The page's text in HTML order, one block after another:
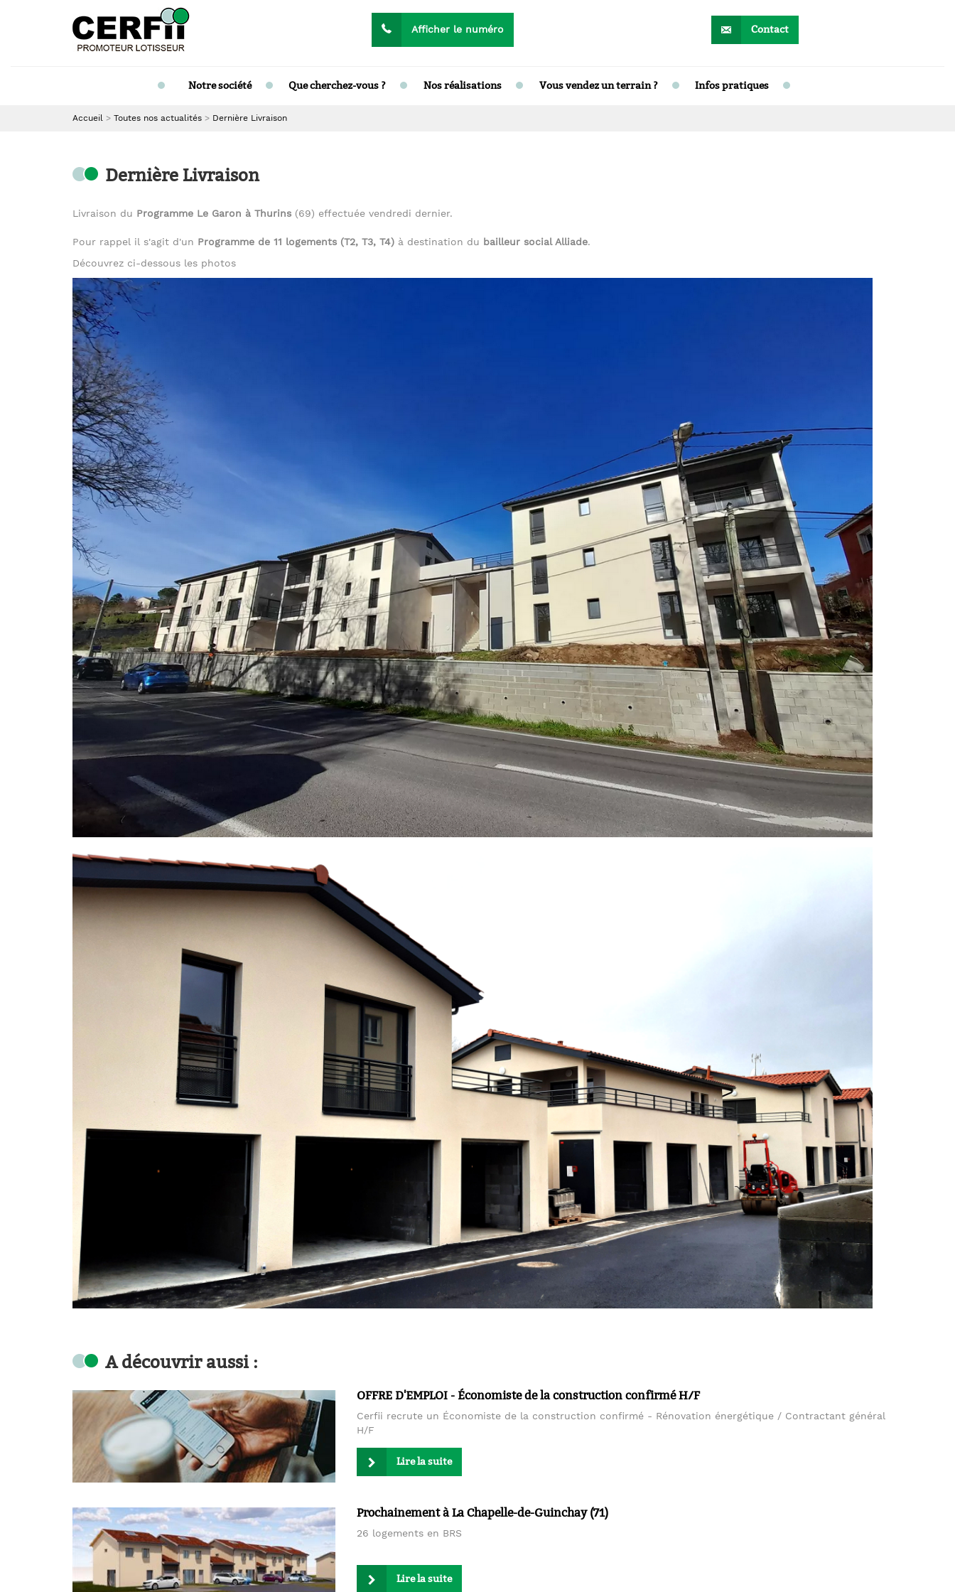
Afficher le numéro
Appelez-nous au 04 74 09 45 51 Contact
Notre société Que cherchez-vous ? Nos réalisations Vous vendez un terrain ? Infos pratiques
Accueil Toutes nos actualités Dernière Livraison
Dernière Livraison
Livraison du Programme Le Garon à Thurins (69) effectuée vendredi dernier.
Pour rappel il s'agit d'un Programme de 11 logements (T2, T3, T4) à destination du bailleur social Alliade.
Découvrez ci-dessous les photos
A découvrir aussi :
OFFRE D'EMPLOI - Économiste de la construction confirmé H/F
Cerfii recrute un Économiste de la construction confirmé - Rénovation énergétique / Contractant général
H/F
Lire la suite
Prochainement à La Chapelle-de-Guinchay (71)
26 logements en BRS
Lire la suite